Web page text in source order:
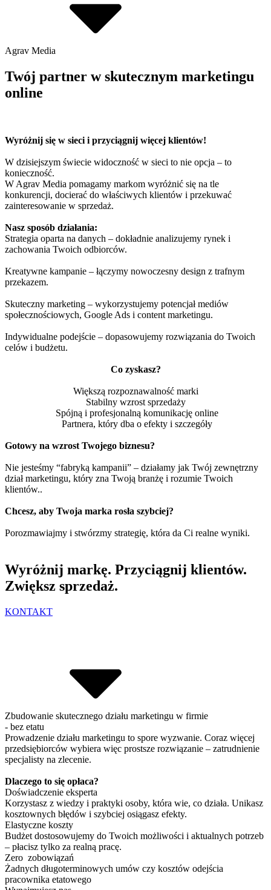
Agrav Media
Twój partner w skutecznym marketingu
online
Wyróżnij się w sieci i przyciągnij więcej klientów!
W dzisiejszym świecie widoczność w sieci to nie opcja – to
konieczność.
W Agrav Media pomagamy markom wyróżnić się na tle
konkurencji, docierać do właściwych klientów i przekuwać
zainteresowanie w sprzedaż.
Nasz sposób działania:
Strategia oparta na danych – dokładnie analizujemy rynek i
zachowania Twoich odbiorców.
Kreatywne kampanie – łączymy nowoczesny design z trafnym
przekazem.
Skuteczny marketing – wykorzystujemy potencjał mediów
społecznościowych, Google Ads i content marketingu.
Indywidualne podejście – dopasowujemy rozwiązania do Twoich
celów i budżetu.
Co zyskasz?
Większą rozpoznawalność marki
Stabilny wzrost sprzedaży
Spójną i profesjonalną komunikację online
Partnera, który dba o efekty i szczegóły
Gotowy na wzrost Twojego biznesu?
Nie jesteśmy “fabryką kampanii” – działamy jak Twój zewnętrzny
dział marketingu, który zna Twoją branżę i rozumie Twoich
klientów..
Chcesz, aby Twoja marka rosła szybciej?
Porozmawiajmy i stwórzmy strategię, która da Ci realne wyniki.
Wyróżnij markę. Przyciągnij klientów.
Zwiększ sprzedaż.
KONTAKT
Zbudowanie skutecznego działu marketingu w firmie
- bez etatu
Prowadzenie działu marketingu to spore wyzwanie. Coraz więcej
przedsiębiorców wybiera więc prostsze rozwiązanie – zatrudnienie
specjalisty na zlecenie.
Dlaczego to się opłaca?
Doświadczenie eksperta
Korzystasz z wiedzy i praktyki osoby, która wie, co działa. Unikasz
kosztownych błędów i szybciej osiągasz efekty.
Elastyczne koszty
Budżet dostosowujemy do Twoich możliwości i aktualnych potrzeb
– płacisz tylko za realną pracę.
Zero zobowiązań
Żadnych długoterminowych umów czy kosztów odejścia
pracownika etatowego